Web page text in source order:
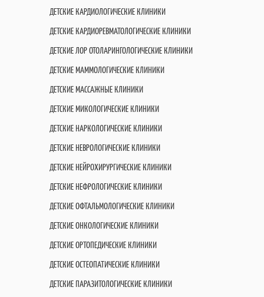
ДЕТСКИЕ КАРДИОЛОГИЧЕСКИЕ КЛИНИКИ
ДЕТСКИЕ КАРДИОРЕВМАТОЛОГИЧЕСКИЕ КЛИНИКИ
ДЕТСКИЕ ЛОР ОТОЛАРИНГОЛОГИЧЕСКИЕ КЛИНИКИ
ДЕТСКИЕ МАММОЛОГИЧЕСКИЕ КЛИНИКИ
ДЕТСКИЕ МАССАЖНЫЕ КЛИНИКИ
ДЕТСКИЕ МИКОЛОГИЧЕСКИЕ КЛИНИКИ
ДЕТСКИЕ НАРКОЛОГИЧЕСКИЕ КЛИНИКИ
ДЕТСКИЕ НЕВРОЛОГИЧЕСКИЕ КЛИНИКИ
ДЕТСКИЕ НЕЙРОХИРУРГИЧЕСКИЕ КЛИНИКИ
ДЕТСКИЕ НЕФРОЛОГИЧЕСКИЕ КЛИНИКИ
ДЕТСКИЕ ОФТАЛЬМОЛОГИЧЕСКИЕ КЛИНИКИ
ДЕТСКИЕ ОНКОЛОГИЧЕСКИЕ КЛИНИКИ
ДЕТСКИЕ ОРТОПЕДИЧЕСКИЕ КЛИНИКИ
ДЕТСКИЕ ОСТЕОПАТИЧЕСКИЕ КЛИНИКИ
ДЕТСКИЕ ПАРАЗИТОЛОГИЧЕСКИЕ КЛИНИКИ